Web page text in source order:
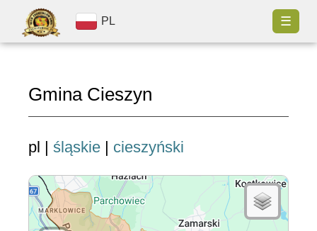
PL ☰
Gmina Cieszyn
pl | śląskie | cieszyński